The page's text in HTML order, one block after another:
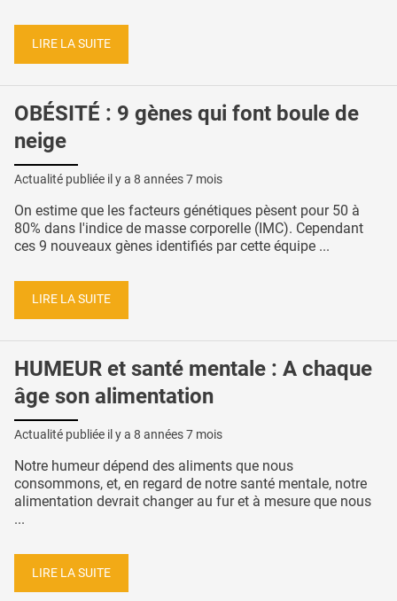
LIRE LA SUITE
OBÉSITÉ : 9 gènes qui font boule de
neige
Actualité publiée il y a 8 années 7 mois
On estime que les facteurs génétiques pèsent pour 50 à
80% dans l'indice de masse corporelle (IMC). Cependant
ces 9 nouveaux gènes identifiés par cette équipe ...
LIRE LA SUITE
HUMEUR et santé mentale : A chaque
âge son alimentation
Actualité publiée il y a 8 années 7 mois
Notre humeur dépend des aliments que nous
consommons, et, en regard de notre santé mentale, notre
alimentation devrait changer au fur et à mesure que nous
...
LIRE LA SUITE